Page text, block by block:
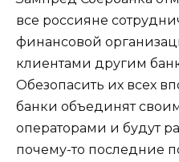
все россияне
финансовой
клиентами другим
Обезопасить их всех
банки объединят
операторами и будут
почему-то последние